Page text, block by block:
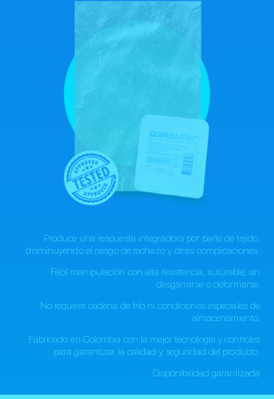
Produce una respuesta integradora por parte de tejido,
disminuyendo el riesgo de rechazo y otras complicaciones.
Fácil manipulación con alta resistencia, suturable, sin
desgarrarse o deformarse.
No requiere cadena de frío ni condiciones especiales de
almacenamiento.
Fabricado en Colombia con la mejor tecnología y controles
para garantizar la calidad y seguridad del producto.
Disponibilidad garantizada